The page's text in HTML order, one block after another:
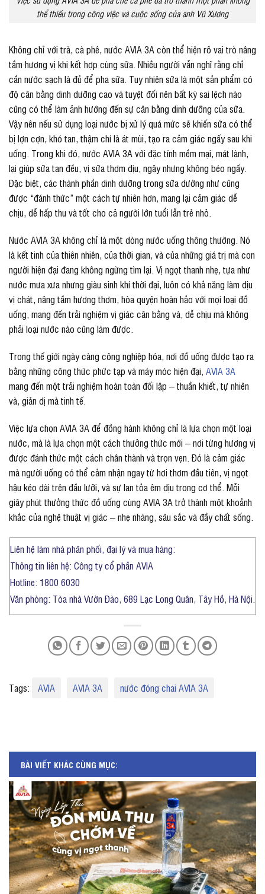
thể thiếu trong công việc và cuộc sống của anh Vũ Xương
Không chỉ với trà, cà phê, nước AVIA 3A còn thể hiện rõ vai trò nâng
tầm hương vị khi kết hợp cùng sữa. Nhiều người vẫn nghĩ rằng chỉ
cần nước sạch là đủ để pha sữa. Tuy nhiên sữa là một sản phẩm có
độ cân bằng dinh dưỡng cao và tuyệt đối nên bất kỳ sai lệch nào
cũng có thể làm ảnh hướng đến sự cân bằng dinh dưỡng của sữa.
Vậy nên nếu sử dụng loại nước bị xử lý quá mức sẽ khiến sữa có thể
bị lợn cợn, khó tan, thậm chí là át mùi, tạo ra cảm giác ngấy sau khi
uống. Trong khi đó, nước AVIA 3A với đặc tính mềm mại, mát lành,
lại giúp sữa tan đều, vị sữa thơm dịu, ngậy nhưng không béo ngấy.
Đặc biệt, các thành phần dinh dưỡng trong sữa dường như cũng
được “đánh thức” một cách tự nhiên hơn, mang lại cảm giác dễ
chịu, dễ hấp thu và tốt cho cả người lớn tuổi lẫn trẻ nhỏ.
Nước AVIA 3A không chỉ là một dòng nước uống thông thường. Nó
là kết tinh của thiên nhiên, của thời gian, và của những giá trị mà con
người hiện đại đang không ngừng tìm lại. Vị ngọt thanh nhẹ, tựa như
nước mưa xưa nhưng giàu sinh khí thời đại, luôn có khả năng làm dịu
vị chát, nâng tầm hương thơm, hòa quyện hoàn hảo với mọi loại đồ
uống, mang đến trải nghiệm vị giác cân bằng và, dễ chịu mà không
phải loại nước nào cũng làm được.
Trong thế giới ngày càng công nghiệp hóa, nơi đồ uống được tạo ra
bằng những công thức phức tạp và máy móc hiện đại, AVIA 3A
mang đến một trải nghiệm hoàn toàn đối lập – thuần khiết, tự nhiên
và, giản dị mà tinh tế.
Việc lựa chọn AVIA 3A để đồng hành không chỉ là lựa chọn một loại
nước, mà là lựa chọn một cách thưởng thức mới – nơi từng hương vị
được đánh thức một cách chân thành và trọn vẹn. Đó là cảm giác
mà người uống có thể cảm nhận ngay từ hơi thơm đầu tiên, vị ngọt
hậu kéo dài trên đầu lưỡi, và sự lan tỏa êm dịu trong cơ thể. Mỗi
giây phút thưởng thức đồ uống cùng AVIA 3A trở thành một khoảnh
khắc của nghệ thuật vị giác – nhẹ nhàng, sâu sắc và đầy chất sống.
Liên hệ làm nhà phân phối, đại lý và mua hàng:
Thông tin liên hệ: Công ty cổ phần AVIA
Hotline: 1800 6030
Văn phòng: Tòa nhà Vườn Đào, 689 Lạc Long Quân, Tây Hồ, Hà Nội.
Tags: AVIA AVIA 3A nước đóng chai AVIA 3A
BÀI VIẾT KHÁC CÙNG MỤC: